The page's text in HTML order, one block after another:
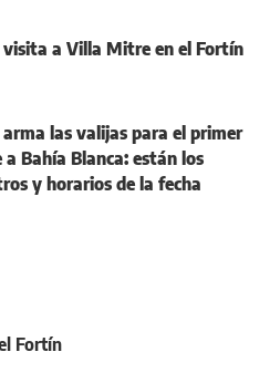
visita a Villa Mitre en el Fortín
arma las valijas para el primer
a Bahía Blanca: están los
y horarios de la fecha
Fortín